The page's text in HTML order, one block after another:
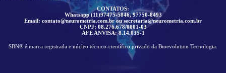
CONTATOS:
Whatsapp (11)97475-5846, 97750-8493
Email: contato@neurometria.com.br ou secretaria@neurometria.com.br
CNPJ: 08.276.678/0001-03
AFE ANVISA: 8.14.035-1
SBN® é marca registrada e núcleo técnico-científico privado da Bioevolution Tecnologia.